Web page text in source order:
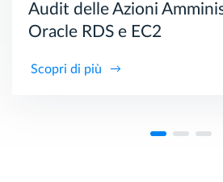
Audit delle Azioni
Oracle RDS e EC2
Scopri di più